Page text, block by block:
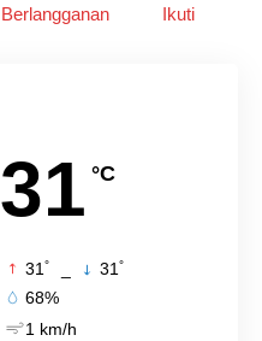
Berlangganan Ikuti
31 °C
31 ° 31 °
68%
1 km/h